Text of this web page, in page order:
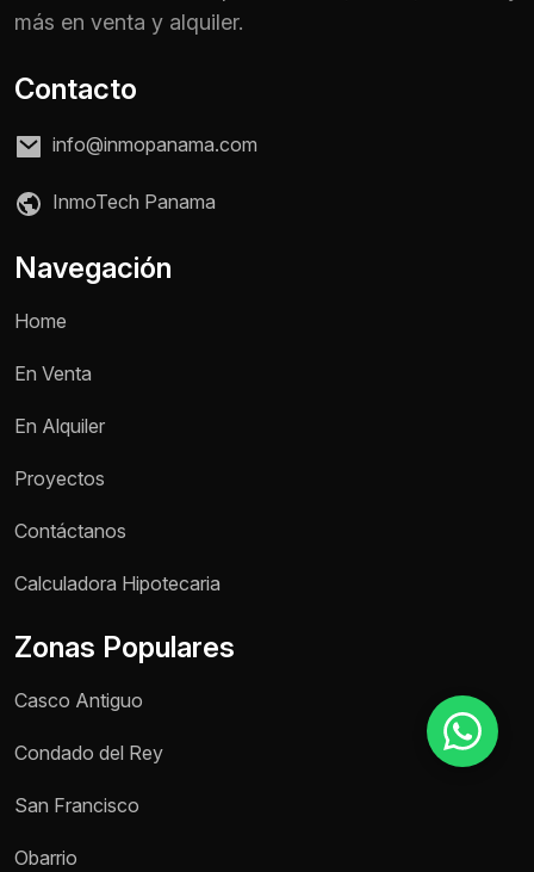
Nombre *
más en venta y alquiler.
Contacto
info@inmopanama.com
InmoTech Panama
Navegación
Home
En Venta
En Alquiler
Proyectos
Contáctanos
Calculadora Hipotecaria
Zonas Populares
Casco Antiguo
Condado del Rey
San Francisco
Obarrio